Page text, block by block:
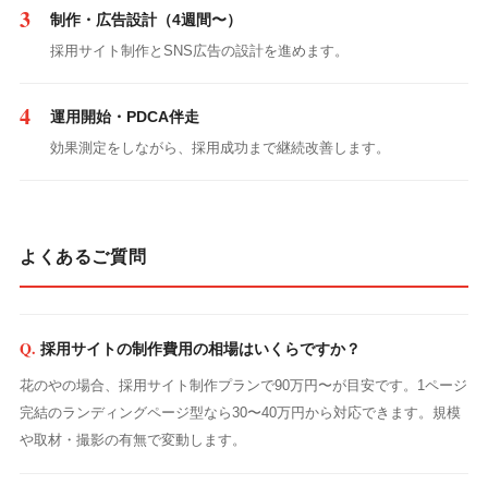
制作・広告設計（4週間〜）
採用サイト制作とSNS広告の設計を進めます。
運用開始・PDCA伴走
効果測定をしながら、採用成功まで継続改善します。
よくあるご質問
採用サイトの制作費用の相場はいくらですか？
花のやの場合、採用サイト制作プランで90万円〜が目安です。1ページ
完結のランディングページ型なら30〜40万円から対応できます。規模
や取材・撮影の有無で変動します。